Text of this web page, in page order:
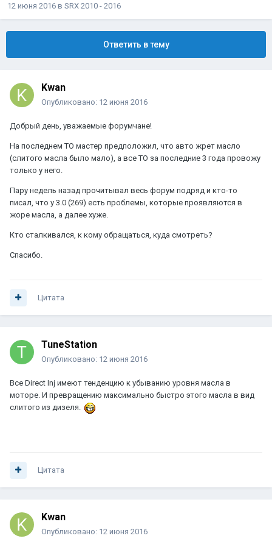
12 июня 2016 в SRX 2010 - 2016
Ответить в тему
Kwan
Опубликовано: 12 июня 2016
Добрый день, уважаемые форумчане!
На последнем ТО мастер предположил, что авто жрет масло
(слитого масла было мало), а все ТО за последние 3 года провожу
только у него.
Пару недель назад прочитывал весь форум подряд и кто-то
писал, что у 3.0 (269) есть проблемы, которые проявляются в
жоре масла, а далее хуже.
Кто сталкивался, к кому обращаться, куда смотреть?
Спасибо.
Цитата
TuneStation
Опубликовано: 12 июня 2016
Все Direct Inj имеют тенденцию к убыванию уровня масла в
моторе. И превращению максимально быстро этого масла в вид
слитого из дизеля.
Цитата
Kwan
Опубликовано: 12 июня 2016